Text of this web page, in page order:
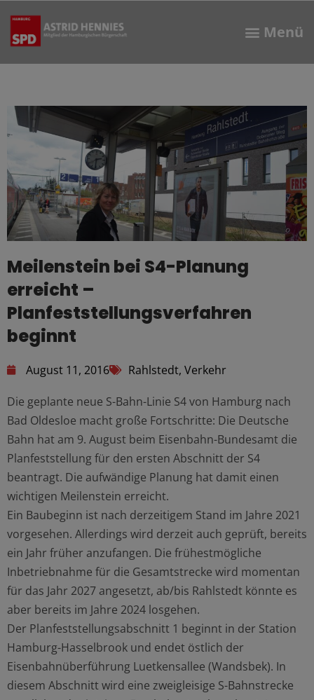
Meilenstein bei S4-Planung
erreicht –
Planfeststellungsverfahren
beginnt
August 11, 2016 Rahlstedt, Verkehr
Die geplante neue S-Bahn-Linie S4 von Hamburg nach
Bad Oldesloe macht große Fortschritte: Die Deutsche
Bahn hat am 9. August beim Eisenbahn-Bundesamt die
Planfeststellung für den ersten Abschnitt der S4
beantragt. Die aufwändige Planung hat damit einen
wichtigen Meilenstein erreicht.
Ein Baubeginn ist nach derzeitigem Stand im Jahre 2021
vorgesehen. Allerdings wird derzeit auch geprüft, bereits
ein Jahr früher anzufangen. Die frühestmögliche
Inbetriebnahme für die Gesamtstrecke wird momentan
für das Jahr 2027 angesetzt, ab/bis Rahlstedt könnte es
aber bereits im Jahre 2024 losgehen.
Der Planfeststellungsabschnitt 1 beginnt in der Station
Hamburg-Hasselbrook und endet östlich der
Eisenbahnüberführung Luetkensallee (Wandsbek). In
diesem Abschnitt wird eine zweigleisige S-Bahnstrecke